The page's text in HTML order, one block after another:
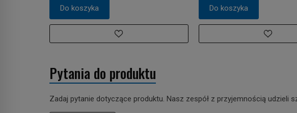
Do koszyka Do koszyka
Pytania do produktu
Zadaj pytanie dotyczące produktu. Nasz zespół z przyjemnością udzieli